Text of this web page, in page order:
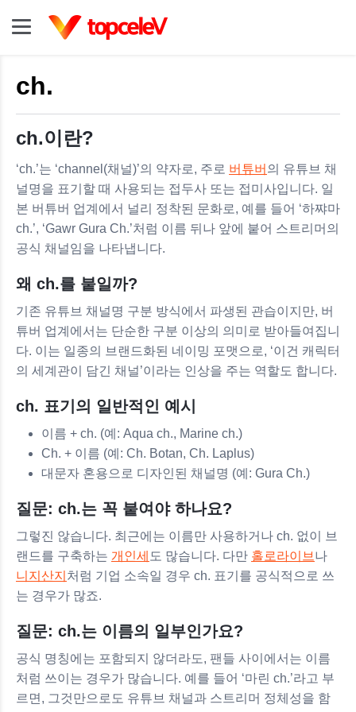
ch.
ch.이란?
‘ch.’는 ‘channel(채널)’의 약자로, 주로 버튜버 의 유튜브 채
널명을 표기할 때 사용되는 접두사 또는 접미사입니다. 일
본 버튜버 업계에서 널리 정착된 문화로, 예를 들어 ‘하쨔마
ch.’, ‘Gawr Gura Ch.’처럼 이름 뒤나 앞에 붙어 스트리머의
공식 채널임을 나타냅니다.
왜 ch.를 붙일까?
기존 유튜브 채널명 구분 방식에서 파생된 관습이지만, 버
튜버 업계에서는 단순한 구분 이상의 의미로 받아들여집니
다. 이는 일종의 브랜드화된 네이밍 포맷으로, ‘이건 캐릭터
의 세계관이 담긴 채널’이라는 인상을 주는 역할도 합니다.
ch. 표기의 일반적인 예시
이름 + ch. (예: Aqua ch., Marine ch.)
Ch. + 이름 (예: Ch. Botan, Ch. Laplus)
대문자 혼용으로 디자인된 채널명 (예: Gura Ch.)
질문: ch.는 꼭 붙여야 하나요?
그렇진 않습니다. 최근에는 이름만 사용하거나 ch. 없이 브
랜드를 구축하는 개인세 도 많습니다. 다만 홀로라이브 나
니지산지 처럼 기업 소속일 경우 ch. 표기를 공식적으로 쓰
는 경우가 많죠.
질문: ch.는 이름의 일부인가요?
공식 명칭에는 포함되지 않더라도, 팬들 사이에서는 이름
처럼 쓰이는 경우가 많습니다. 예를 들어 ‘마린 ch.’라고 부
르면, 그것만으로도 유튜브 채널과 스트리머 정체성을 함